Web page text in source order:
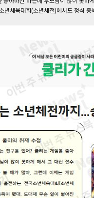
년체육대회(소년체전)에서도 정식